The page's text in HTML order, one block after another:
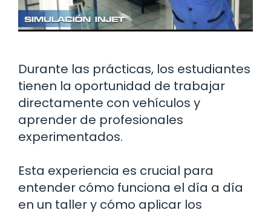
Durante las prácticas, los estudiantes
tienen la oportunidad de trabajar
directamente con vehículos y
aprender de profesionales
experimentados.
Esta experiencia es crucial para
entender cómo funciona el día a día
en un taller y cómo aplicar los